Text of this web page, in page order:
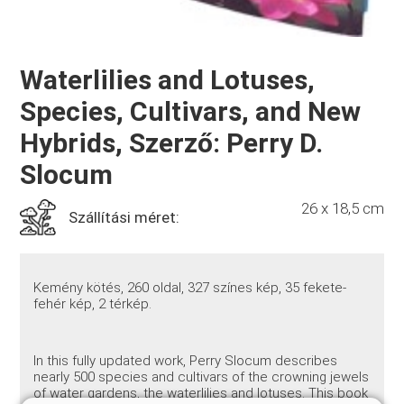
Waterlilies and Lotuses,
Species, Cultivars, and New
Hybrids, Szerző: Perry D.
Slocum
Szállítási méret: 26 x 18,5 cm
Kemény kötés, 260 oldal, 327 színes kép, 35 fekete-
fehér kép, 2 térkép.
In this fully updated work, Perry Slocum describes
nearly 500 species and cultivars of the crowning jewels
of water gardens, the waterlilies and lotuses. This book